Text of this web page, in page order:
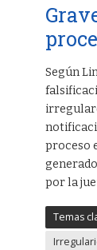
Según
proceso
por la
Temas